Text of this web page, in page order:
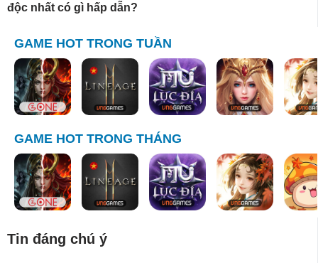
độc nhất có gì hấp dẫn?
GAME HOT TRONG TUẦN
GAME HOT TRONG THÁNG
Tin đáng chú ý